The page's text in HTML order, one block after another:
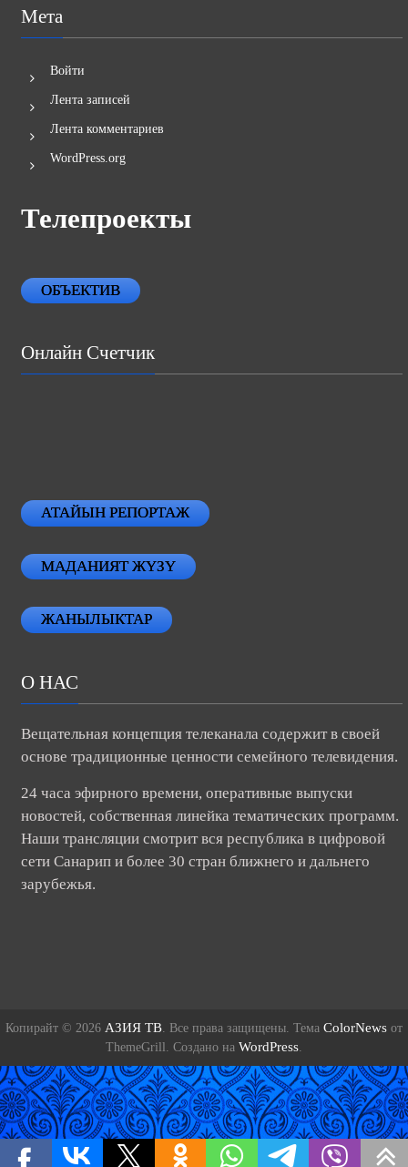
Мета
Войти
Лента записей
Лента комментариев
WordPress.org
Телепроекты
ОБЪЕКТИВ
Онлайн Счетчик
АТАЙЫН РЕПОРТАЖ
МАДАНИЯТ ЖҮЗҮ
ЖАНЫЛЫКТАР
О НАС
Вещательная концепция телеканала содержит в своей
основе традиционные ценности семейного телевидения.
24 часа эфирного времени, оперативные выпуски
новостей, собственная линейка тематических программ.
Наши трансляции смотрит вся республика в цифровой
сети Санарип и более 30 стран ближнего и дальнего
зарубежья.
Копирайт © 2026 АЗИЯ ТВ . Все права защищены. Тема ColorNews от
ThemeGrill. Создано на WordPress